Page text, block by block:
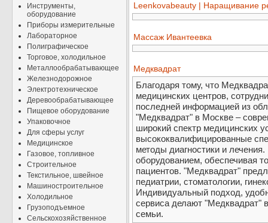
Инструменты,
оборудование
Приборы измерительные
Лабораторное
Полиграфическое
Торговое, холодильное
Металлообрабатывающее
Железнодорожное
Электротехническое
Деревообрабатывающее
Пищевое оборудование
Упаковочное
Для сферы услуг
Медицинское
Газовое, топливное
Строительное
Текстильное, швейное
Машиностроительное
Холодильное
Грузоподъемное
Сельскохозяйственное
Leenkovabeauty | Наращивание
Массаж Ивантеевка
Медквадрат
Благодаря тому, что
медицинских центров,
последней информацией из
"Медквадрат" в Москве –
широкий спектр медицинских
высококвалифицированные
методы диагностики и
оборудованием, обеспечивая
пациентов. "Медквадрат"
педиатрии, стоматологии,
Индивидуальный подход,
сервиса делают "Медквадрат"
семьи.